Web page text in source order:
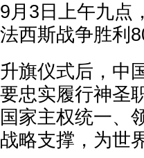
9月3日上午九点
法西斯战争胜利
升旗仪式后，中
要忠实履行神圣
国家主权统一、
战略支撑，为世